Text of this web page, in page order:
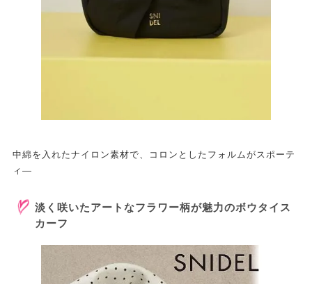
中綿を入れたナイロン素材で、コロンとしたフォルムがスポーテ
ィ―
淡く咲いたアートなフラワー柄が魅力のボウタイス
カーフ